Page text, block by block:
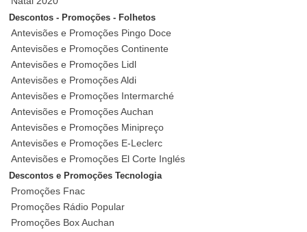
Descontos - Promoções - Folhetos
Antevisões e Promoções Pingo Doce
Antevisões e Promoções Continente
Antevisões e Promoções Lidl
Antevisões e Promoções Aldi
Antevisões e Promoções Intermarché
Antevisões e Promoções Auchan
Antevisões e Promoções Minipreço
Antevisões e Promoções E-Leclerc
Antevisões e Promoções El Corte Inglés
Descontos e Promoções Tecnologia
Promoções Fnac
Promoções Rádio Popular
Promoções Box Auchan